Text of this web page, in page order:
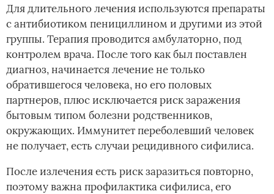
Для длительного лечения используются препараты
с антибиотиком пенициллином и другими из этой
группы. Терапия проводится амбулаторно, под
контролем врача. После того как был поставлен
диагноз, начинается лечение не только
обратившегося человека, но его половых
партнеров, плюс исключается риск заражения
бытовым типом болезни родственников,
окружающих. Иммунитет переболевший человек
не получает, есть случаи рецидивного сифилиса.
После излечения есть риск заразиться повторно,
поэтому важна профилактика сифилиса, его